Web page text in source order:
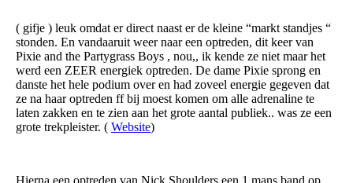
( gifje ) leuk omdat er direct naast er de kleine “markt standjes “
stonden. En vandaaruit weer naar een optreden, dit keer van
Pixie and the Partygrass Boys , nou,, ik kende ze niet maar het
werd een ZEER energiek optreden. De dame Pixie sprong en
danste het hele podium over en had zoveel energie gegeven dat
ze na haar optreden ff bij moest komen om alle adrenaline te
laten zakken en te zien aan het grote aantal publiek.. was ze een
grote trekpleister. ( Website)